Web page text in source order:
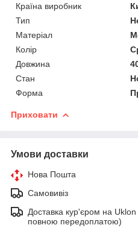
Країна виробник
Тип
Матеріал
Колір
Довжина
Стан
Форма
Приховати
Умови доставки
Нова Пошта
Самовивіз
Доставка кур'єром на Uklon
повною передоплатою)